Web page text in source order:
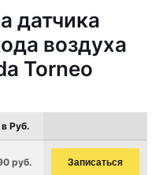
датчика
воздуха
Torneo
Руб.
руб. Записаться